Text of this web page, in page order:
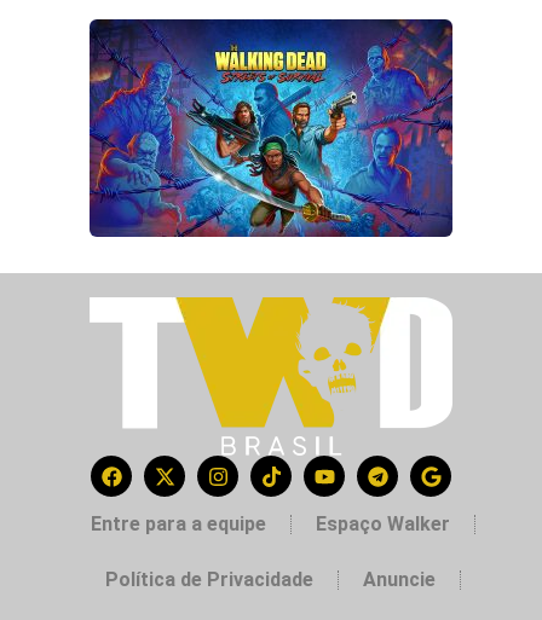
Entre para a equipe Espaço Walker
Política de Privacidade Anuncie